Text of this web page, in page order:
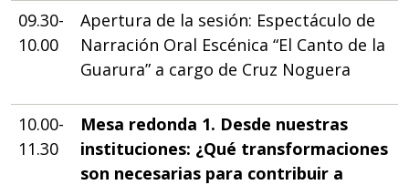
09.30-
10.00
Apertura de la sesión: Espectáculo de
Narración Oral Escénica “El Canto de la
Guarura” a cargo de Cruz Noguera
10.00-
11.30
Mesa redonda 1. Desde nuestras
instituciones: ¿Qué transformaciones
son necesarias para contribuir a